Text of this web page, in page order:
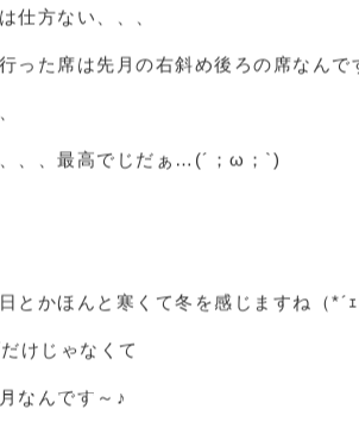
仕方ない、、、
った席は先月の右斜め後ろの席なんで
、、最高でじだぁ…(´；ω；`)